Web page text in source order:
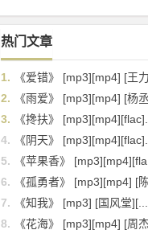
热门文章
1.
《爱错》 [mp3][mp4] [王力
2.
《雨爱》 [mp3][mp4] [杨丞
3.
《搀扶》 [mp3][mp4][flac]...
4.
《阴天》 [mp3][mp4][flac]...
5.
《苹果香》
6.
《孤勇者》 [mp3][mp4] [陈
7.
《知我》 [mp3] [国风堂][...
8.
《花海》 [mp3][mp4] [周杰